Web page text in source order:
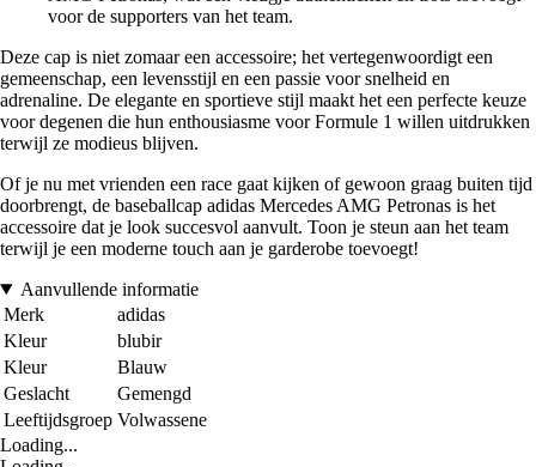
voor de supporters van het team.
Deze cap is niet zomaar een accessoire; het vertegenwoordigt een
gemeenschap, een levensstijl en een passie voor snelheid en
adrenaline. De elegante en sportieve stijl maakt het een perfecte keuze
voor degenen die hun enthousiasme voor Formule 1 willen uitdrukken
terwijl ze modieus blijven.
Of je nu met vrienden een race gaat kijken of gewoon graag buiten tijd
doorbrengt, de baseballcap adidas Mercedes AMG Petronas is het
accessoire dat je look succesvol aanvult. Toon je steun aan het team
terwijl je een moderne touch aan je garderobe toevoegt!
Aanvullende informatie
Merk
adidas
Kleur
blubir
Kleur
Blauw
Geslacht
Gemengd
Leeftijdsgroep Volwassene
Loading...